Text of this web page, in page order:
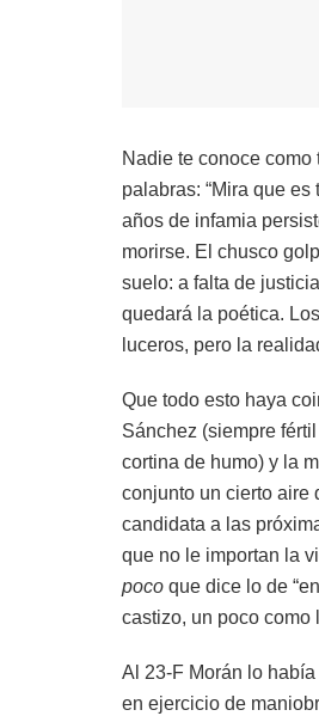
Nadie te conoce
palabras: “Mira que
años de infamia
morirse. El chusco
suelo: a falta de
quedará la poética.
luceros, pero la
Que todo esto haya
Sánchez (siempre
cortina de humo) y la
conjunto un cierto aire
candidata a las
que no le importan la
poco que dice lo de
castizo, un poco como
Al 23-F Morán lo
en ejercicio de